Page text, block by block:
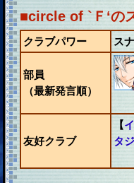
■circle of `Ｆ‘の
クラブパワー ス
部員
（最新発言順）
友好クラブ
【
タ